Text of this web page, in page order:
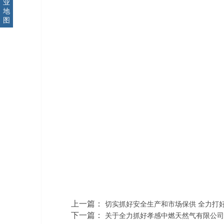
上一篇： 切实抓好安全生产和市场保供 全力打
下一篇： 关于全力抓好孝感中燃天然气有限公
业
地
图